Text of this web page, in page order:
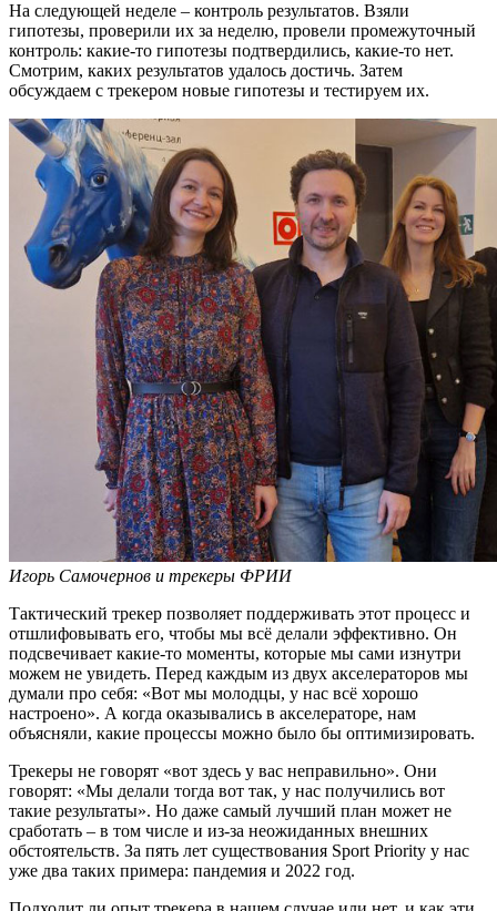
На следующей неделе – контроль результатов. Взяли
гипотезы, проверили их за неделю, провели промежуточный
контроль: какие-то гипотезы подтвердились, какие-то нет.
Смотрим, каких результатов удалось достичь. Затем
обсуждаем с трекером новые гипотезы и тестируем их.
Игорь Самочернов и трекеры ФРИИ
Тактический трекер позволяет поддерживать этот процесс и
отшлифовывать его, чтобы мы всё делали эффективно. Он
подсвечивает какие-то моменты, которые мы сами изнутри
можем не увидеть. Перед каждым из двух акселераторов мы
думали про себя: «Вот мы молодцы, у нас всё хорошо
настроено». А когда оказывались в акселераторе, нам
объясняли, какие процессы можно было бы оптимизировать.
Трекеры не говорят «вот здесь у вас неправильно». Они
говорят: «Мы делали тогда вот так, у нас получились вот
такие результаты». Но даже самый лучший план может не
сработать – в том числе и из-за неожиданных внешних
обстоятельств. За пять лет существования Sport Priority у нас
уже два таких примера: пандемия и 2022 год.